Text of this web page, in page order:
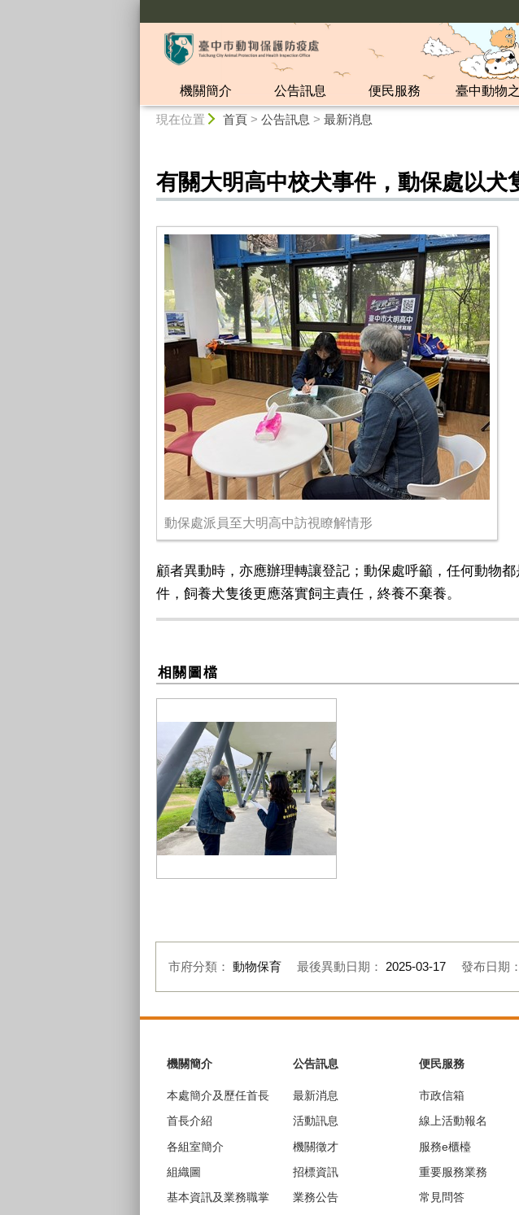
機關簡介 公告訊息 便民服務 臺中動物
現在位置 首頁> 公告訊息 > 最新消息
有關大明高中校犬事件，動保處以
動保處派員至大明高中訪視瞭解情形
顧者異動時，亦應辦理轉讓登記；動保處呼籲，任何動物
件，飼養犬隻後更應落實飼主責任，終養不棄養。
相關圖檔
市府分類： 動物保育 最後異動日期： 2025-03-17 發布日期：
機關簡介
本處簡介及歷任首長
首長介紹
各組室簡介
組織圖
基本資訊及業務職掌
公告訊息
最新消息
活動訊息
機關徵才
招標資訊
業務公告
便民服務
市政信箱
線上活動報名
服務e櫃檯
重要服務業務
常見問答